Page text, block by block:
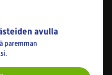
27.7.-21.8. klo 8-16
avulla
paremman